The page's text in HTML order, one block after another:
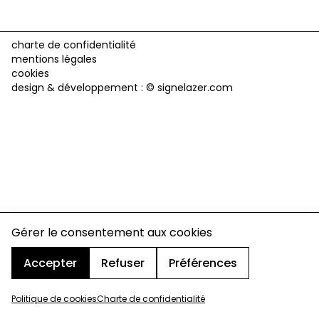
Gérer le consentement aux cookies
Accepter
Refuser Préférences
Politique de cookiesCharte de confidentialité
charte de confidentialité
mentions légales
cookies
design & développement : © signelazer.com